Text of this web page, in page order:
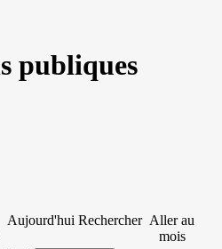
publiques
Aujourd'hui Rechercher Aller au
mois